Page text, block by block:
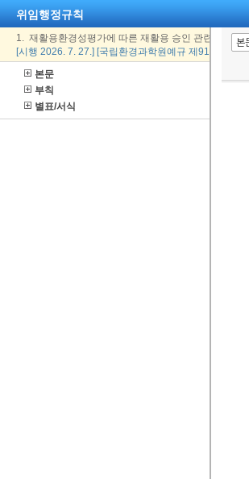
위임행정규칙
1. 재활용환경성평가에 따른 재활용 승인 관련 업무처
[시행 2026. 7. 27.] [국립환경과학원예규 제913호,
본문
부칙
별표/서식
본